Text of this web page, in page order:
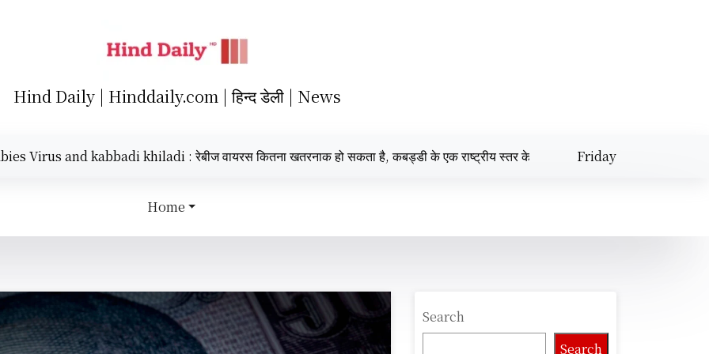
Hind Daily | Hinddaily.com | हिन्द डेली | News
kabbadi khiladi : रेबीज वायरस कितना खतरनाक हो सकता है, कबड्डी के एक राष्ट्रीय स्तर के खिलाड़ी की कहानी। |Republic Day (76वां
Friday
Home
Search
Search